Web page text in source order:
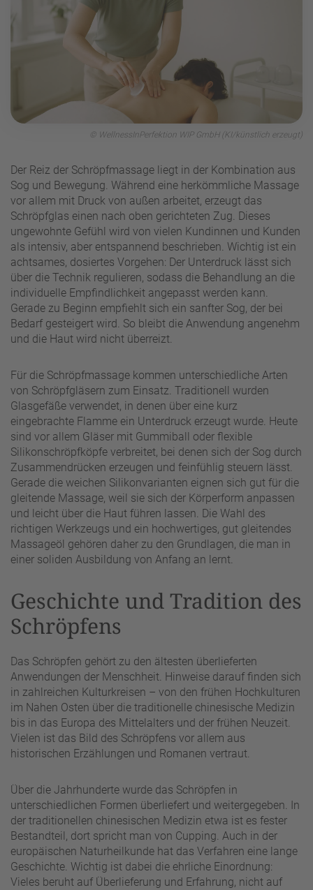
© WellnessInPerfektion WIP GmbH (KI/künstlich erzeugt)
Der Reiz der Schröpfmassage liegt in der Kombination aus
Sog und Bewegung. Während eine herkömmliche Massage
vor allem mit Druck von außen arbeitet, erzeugt das
Schröpfglas einen nach oben gerichteten Zug. Dieses
ungewohnte Gefühl wird von vielen Kundinnen und Kunden
als intensiv, aber entspannend beschrieben. Wichtig ist ein
achtsames, dosiertes Vorgehen: Der Unterdruck lässt sich
über die Technik regulieren, sodass die Behandlung an die
individuelle Empfindlichkeit angepasst werden kann.
Gerade zu Beginn empfiehlt sich ein sanfter Sog, der bei
Bedarf gesteigert wird. So bleibt die Anwendung angenehm
und die Haut wird nicht überreizt.
Für die Schröpfmassage kommen unterschiedliche Arten
von Schröpfgläsern zum Einsatz. Traditionell wurden
Glasgefäße verwendet, in denen über eine kurz
eingebrachte Flamme ein Unterdruck erzeugt wurde. Heute
sind vor allem Gläser mit Gummiball oder flexible
Silikonschröpfköpfe verbreitet, bei denen sich der Sog durch
Zusammendrücken erzeugen und feinfühlig steuern lässt.
Gerade die weichen Silikonvarianten eignen sich gut für die
gleitende Massage, weil sie sich der Körperform anpassen
und leicht über die Haut führen lassen. Die Wahl des
richtigen Werkzeugs und ein hochwertiges, gut gleitendes
Massageöl gehören daher zu den Grundlagen, die man in
einer soliden Ausbildung von Anfang an lernt.
Geschichte und Tradition des
Schröpfens
Das Schröpfen gehört zu den ältesten überlieferten
Anwendungen der Menschheit. Hinweise darauf finden sich
in zahlreichen Kulturkreisen – von den frühen Hochkulturen
im Nahen Osten über die traditionelle chinesische Medizin
bis in das Europa des Mittelalters und der frühen Neuzeit.
Vielen ist das Bild des Schröpfens vor allem aus
historischen Erzählungen und Romanen vertraut.
Über die Jahrhunderte wurde das Schröpfen in
unterschiedlichen Formen überliefert und weitergegeben. In
der traditionellen chinesischen Medizin etwa ist es fester
Bestandteil, dort spricht man von Cupping. Auch in der
europäischen Naturheilkunde hat das Verfahren eine lange
Geschichte. Wichtig ist dabei die ehrliche Einordnung:
Vieles beruht auf Überlieferung und Erfahrung, nicht auf